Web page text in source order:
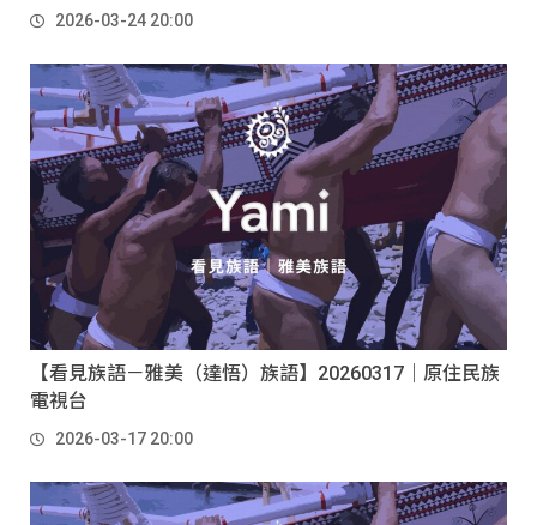
2026-03-24 20:00
【看見族語－雅美（達悟）族語】20260317｜原住民族
電視台
2026-03-17 20:00